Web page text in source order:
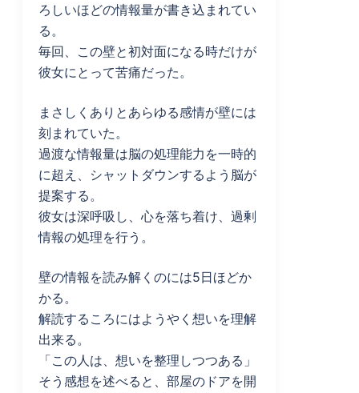
ろしいほどの情報量が書き込まれてい
る。
毎回、この壁と初対面になる時だけが
彼女にとって苦痛だった。
まさしくありとあらゆる感情が壁には
刻まれていた。
過渡な情報量は脳の処理能力を一時的
に超え、シャットダウンするよう脳が
提案する。
彼女は深呼吸し、心を落ち着け、過剰
情報の処理を行う。
壁の情報を読み解くのには5日ほどか
かる。
解読するころにはようやく想いを理解
出来る。
「この人は、想いを整理しつつある」
そう感想を述べると、部屋のドアを開